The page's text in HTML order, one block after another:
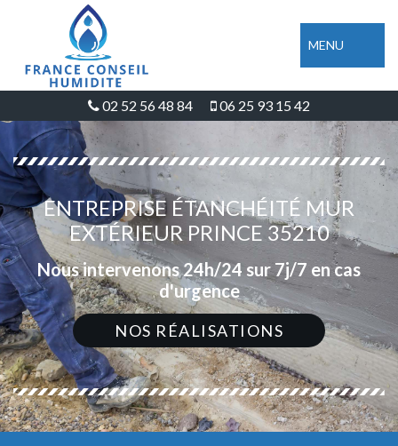
MENU
02 52 56 48 84 06 25 93 15 42
ENTREPRISE ÉTANCHÉITÉ MUR
EXTÉRIEUR PRINCE 35210
Nous intervenons 24h/24 sur 7j/7 en cas
d'urgence
NOS RÉALISATIONS